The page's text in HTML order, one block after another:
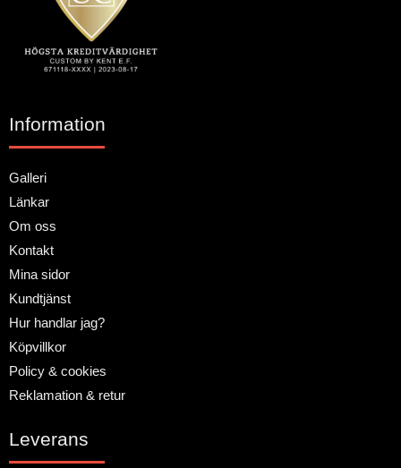
Information
Galleri
Länkar
Om oss
Kontakt
Mina sidor
Kundtjänst
Hur handlar jag?
Köpvillkor
Policy & cookies
Reklamation & retur
Leverans